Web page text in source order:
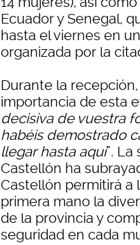
Ecuador y Senegal,
hasta el viernes en
organizada por la
Durante la
importancia de esta
decisiva de vuestra
habéis demostrado
llegar hasta aquí”.
Castellón ha
Castellón permitirá a
primera mano la
de la provincia y
seguridad en cada